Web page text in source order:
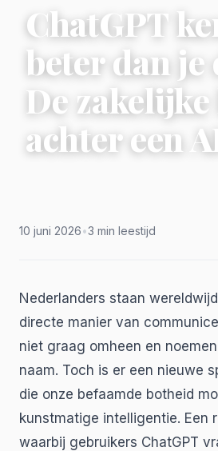
ChatGPT
beter dan je
De zakelijke
achter een
10 juni 2026•3 min leestijd
Nederlanders staan
directe manier van
niet graag omheen en
naam. Toch is er een nieuwe
die onze befaamde botheid
kunstmatige intelligentie. Een
waarbij gebruikers ChatGPT